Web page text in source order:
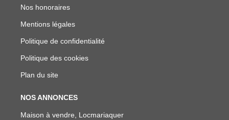
Nos honoraires
Mentions légales
Politique de confidentialité
Politique des cookies
Plan du site
NOS ANNONCES
Maison à vendre, Locmariaquer